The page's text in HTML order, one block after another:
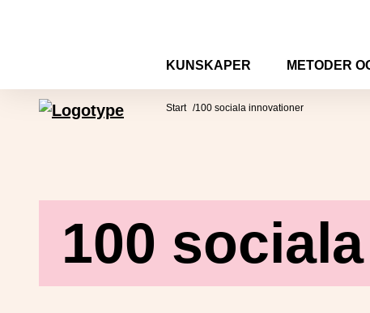
Mötesplatsen Social Innovation
KUNSKAPER METODER
Start 100 sociala innovationer
100